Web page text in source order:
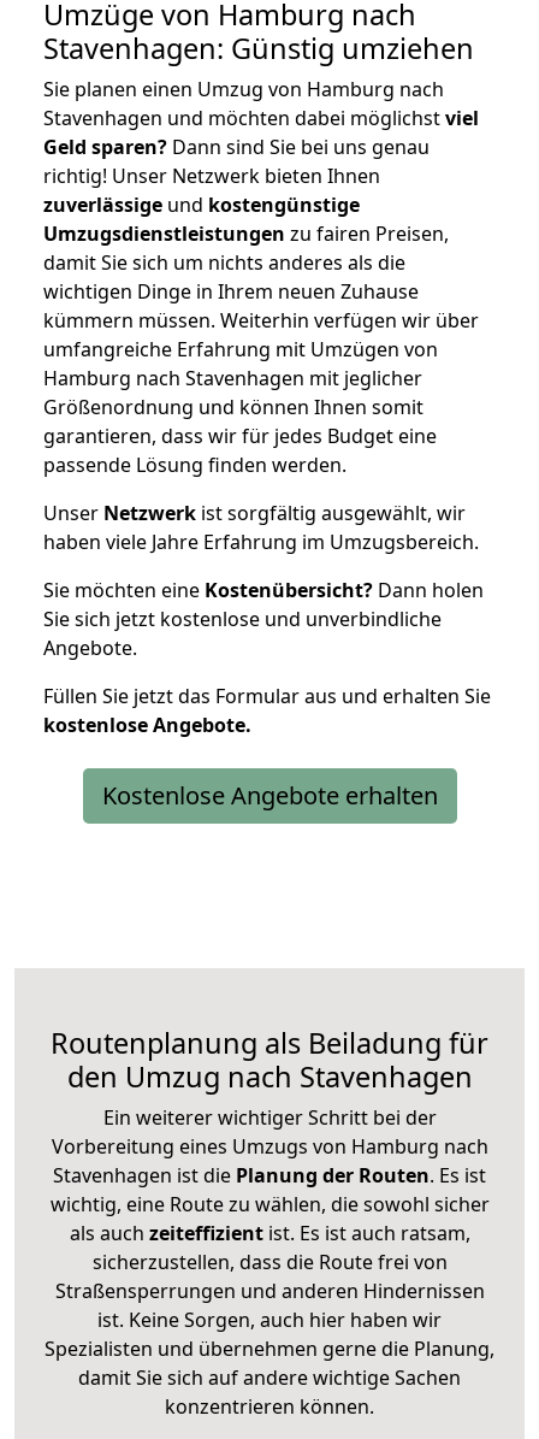
Umzüge von Hamburg nach
Stavenhagen: Günstig umziehen
Sie planen einen Umzug von Hamburg nach
Stavenhagen und möchten dabei möglichstviel
Geld sparen? Dann sind Sie bei uns genau
richtig! Unser Netzwerk bieten Ihnen
zuverlässige und kostengünstige
Umzugsdienstleistungen zu fairen Preisen,
damit Sie sich um nichts anderes als die
wichtigen Dinge in Ihrem neuen Zuhause
kümmern müssen. Weiterhin verfügen wir über
umfangreiche Erfahrung mit Umzügen von
Hamburg nach Stavenhagen mit jeglicher
Größenordnung und können Ihnen somit
garantieren, dass wir für jedes Budget eine
passende Lösung finden werden.
Unser Netzwerk ist sorgfältig ausgewählt, wir
haben viele Jahre Erfahrung im Umzugsbereich.
Sie möchten eine Kostenübersicht? Dann holen
Sie sich jetzt kostenlose und unverbindliche
Angebote.
Füllen Sie jetzt das Formular aus und erhalten Sie
kostenloseAngebote.
Kostenlose Angebote erhalten
Routenplanung als Beiladung für
den Umzug nach Stavenhagen
Ein weiterer wichtiger Schritt bei der
Vorbereitung eines Umzugs von Hamburg nach
Stavenhagen ist die Planung der Routen. Es ist
wichtig, eine Route zu wählen, die sowohl sicher
als auch zeiteffizientist. Es ist auch ratsam,
sicherzustellen, dass die Route frei von
Straßensperrungen und anderen Hindernissen
ist. Keine Sorgen, auch hier haben wir
Spezialisten und übernehmen gerne die Planung,
damit Sie sich auf andere wichtige Sachen
konzentrieren können.